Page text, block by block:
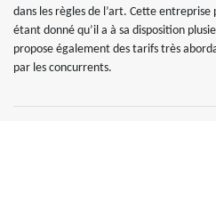
dans les règles de l’art. Cette
étant donné qu’il a à sa disposition
propose également des tarifs très
par les concurrents.